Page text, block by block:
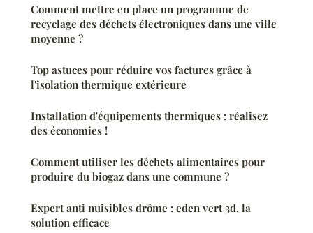
Comment mettre en place un programme de
recyclage des déchets électroniques dans une ville
moyenne ?
Top astuces pour réduire vos factures grâce à
l'isolation thermique extérieure
Installation d'équipements thermiques : réalisez
des économies !
Comment utiliser les déchets alimentaires pour
produire du biogaz dans une commune ?
Expert anti nuisibles drôme : eden vert 3d, la
solution efficace